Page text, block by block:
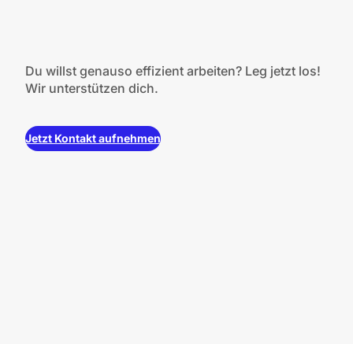
Du willst genauso effizient arbeiten? Leg jetzt los!
Wir unterstützen dich.
Jetzt Kontakt aufnehmen